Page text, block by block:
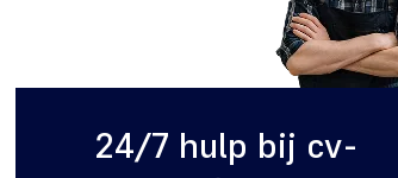
24/7 hulp bij cv-